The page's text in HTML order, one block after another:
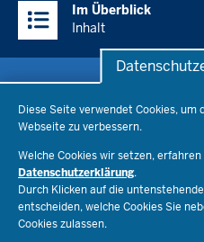
Diese Seite verwendet Cookies,
Webseite zu verbessern.
Welche Cookies wir setzen,
Datenschutzerklärung.
Durch Klicken auf die
entscheiden, welche Cookies Sie
Cookies zulassen.
Inhalte
Im Überblick
Inhalt
Bildungsthemen
Lehrkräfte
Recht
Schulleben
Ministerium
Ministerin Dorothee Feller
Staatssekretär Dr. Urban Mauer
Presse